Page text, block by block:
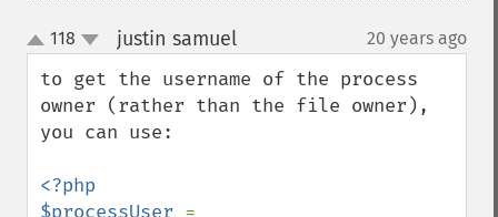
up
down
118 justin samuel¶ 20 years ago
to get the username of the process
owner (rather than the file owner),
you can use:
<?php
$processUser